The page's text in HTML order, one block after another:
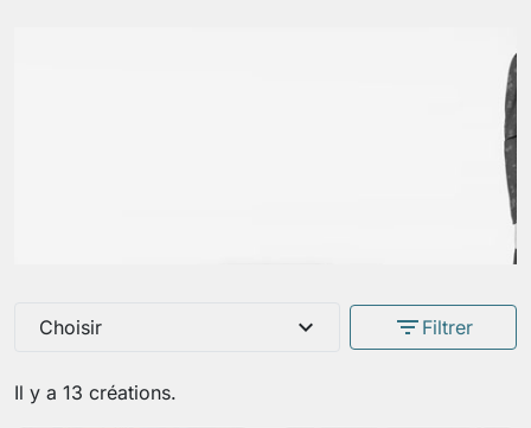
Il y a 13 créations.
Choisir expand_more filter_list Filtrer